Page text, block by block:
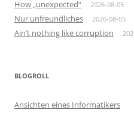
How „unexpected“ 2026-08-05
Nur unfreundliches 2026-08-05
Ain’t nothing like corruption
BLOGROLL
Ansichten eines Informatikers